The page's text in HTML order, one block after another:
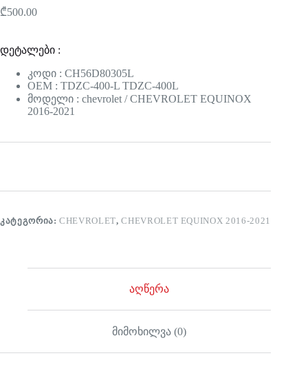
₾500.00
დეტალები :
კოდი : CH56D80305L
OEM : TDZC-400-L TDZC-400L
მოდელი : chevrolet / CHEVROLET EQUINOX
2016-2021
ᲙᲐᲢᲔᲒᲝᲠᲘᲐ:CHEVROLET,CHEVROLET EQUINOX 2016-2021
აღწერა
მიმოხილვა (0)